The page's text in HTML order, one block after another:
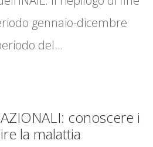
gennaio-dicembre
del…
conoscere i
la malattia